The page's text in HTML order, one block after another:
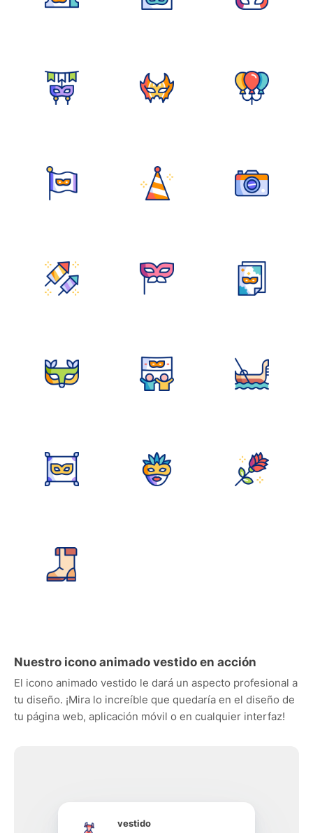
Nuestro icono animado vestido en acción
El icono animado vestido le dará un aspecto profesional a
tu diseño. ¡Mira lo increíble que quedaría en el diseño de
tu página web, aplicación móvil o en cualquier interfaz!
vestido